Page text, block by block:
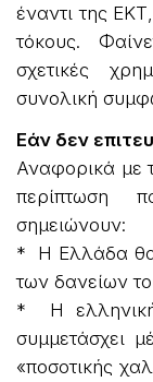
έναντι της
τόκους.
σχετικές
συνολική
Εάν δεν
Αναφορικά με
περίπτωση
σημειώνουν:
* Η Ελλάδα θα
των δανείων
* Η
συμμετάσχει
«ποσοτικής